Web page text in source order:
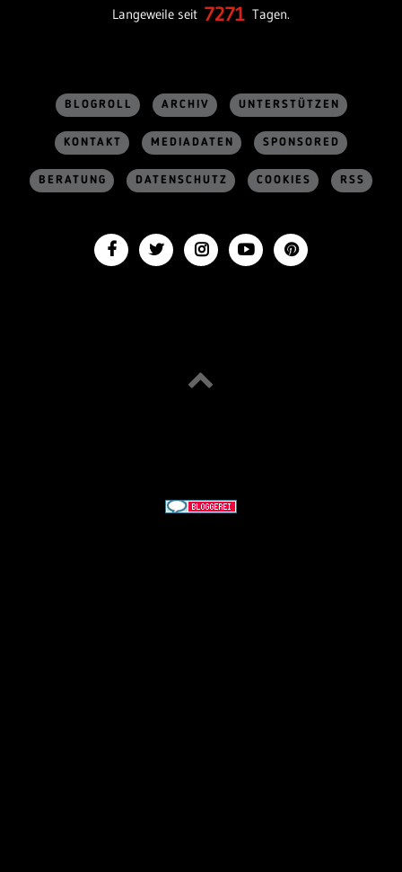
Langeweile seit 7271 Tagen.
BLOGROLL ARCHIV UNTERSTÜTZEN
KONTAKT MEDIADATEN SPONSORED
BERATUNG DATENSCHUTZ COOKIES RSS